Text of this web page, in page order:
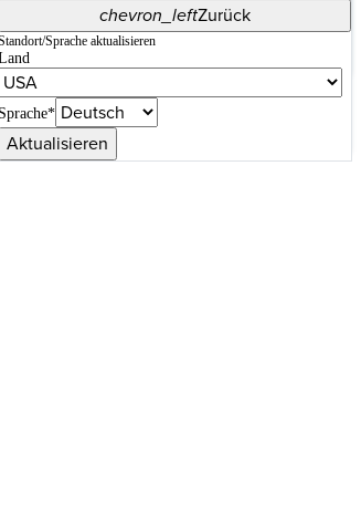
Vet Systems OrthoPedia Patient
Portal
Synergy-Bildgebung und -Resektion
chevron_leftZurück
Sprache aktualisieren
Sprache*
Aktualisieren